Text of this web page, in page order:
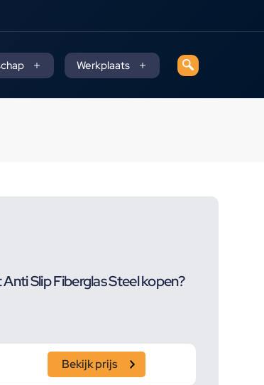
Werkplaats
Slip Fiberglas Steel kopen?
Bekijk prijs